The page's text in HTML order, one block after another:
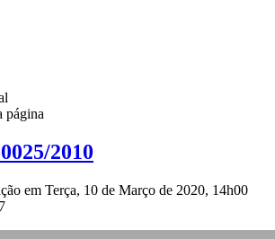
página
2010
em Terça, 10 de Março de 2020, 14h00